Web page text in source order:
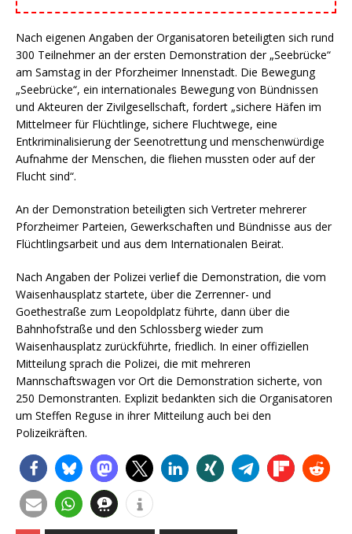
Nach eigenen Angaben der Organisatoren beteiligten sich rund
300 Teilnehmer an der ersten Demonstration der „Seebrücke“
am Samstag in der Pforzheimer Innenstadt. Die Bewegung
„Seebrücke“, ein internationales Bewegung von Bündnissen
und Akteuren der Zivilgesellschaft, fordert „sichere Häfen im
Mittelmeer für Flüchtlinge, sichere Fluchtwege, eine
Entkriminalisierung der Seenotrettung und menschenwürdige
Aufnahme der Menschen, die fliehen mussten oder auf der
Flucht sind“.
An der Demonstration beteiligten sich Vertreter mehrerer
Pforzheimer Parteien, Gewerkschaften und Bündnisse aus der
Flüchtlingsarbeit und aus dem Internationalen Beirat.
Nach Angaben der Polizei verlief die Demonstration, die vom
Waisenhausplatz startete, über die Zerrenner- und
Goethestraße zum Leopoldplatz führte, dann über die
Bahnhofstraße und den Schlossberg wieder zum
Waisenhausplatz zurückführte, friedlich. In einer offiziellen
Mitteilung sprach die Polizei, die mit mehreren
Mannschaftswagen vor Ort die Demonstration sicherte, von
250 Demonstranten. Explizit bedankten sich die Organisatoren
um Steffen Reguse in ihrer Mitteilung auch bei den
Polizeikräften.